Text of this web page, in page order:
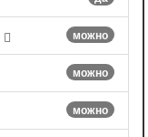
можно
можно
можно